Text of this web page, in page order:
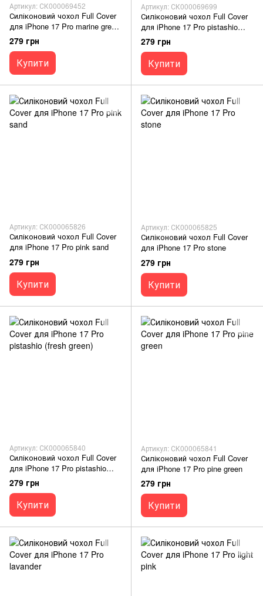
Артикул: СК000069452
Силіконовий чохол Full Cover
для iPhone 17 Pro marine green
(azure)
279 грн
Купити
Артикул: СК000069699
Силіконовий чохол Full Cover
для iPhone 17 Pro pistashio
(fresh green) Full Camera
279 грн
Купити
Артикул: СК000065826
Силіконовий чохол Full Cover
для iPhone 17 Pro pink sand
279 грн
Купити
Артикул: СК000065825
Силіконовий чохол Full Cover
для iPhone 17 Pro stone
279 грн
Купити
Артикул: СК000065840
Силіконовий чохол Full Cover
для iPhone 17 Pro pistashio
(fresh green)
279 грн
Купити
Артикул: СК000065841
Силіконовий чохол Full Cover
для iPhone 17 Pro pine green
279 грн
Купити